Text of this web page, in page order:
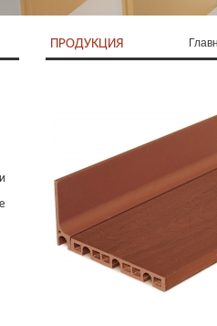
ПРОДУКЦИЯ